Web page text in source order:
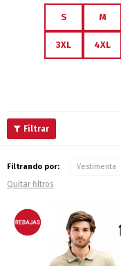
S M
3XL 4XL
Filtrando por: Vestimenta
Quitar filtros